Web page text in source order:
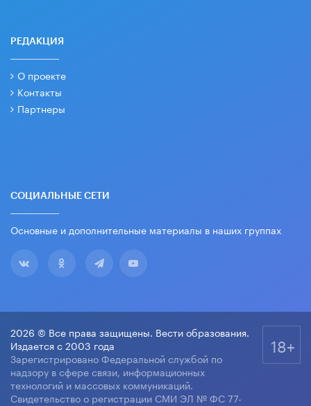
РЕДАКЦИЯ
О проекте
Контакты
Партнеры
СОЦИАЛЬНЫЕ СЕТИ
Основные и дополнительные материалы в наших группах
2026 © Все права защищены. Вести образования.
Издается с 2003 года
Зарегистрировано Федеральной службой по
надзору в сфере связи, информационных
технологий и массовых коммуникаций.
Свидетельство о регистрации СМИ ЭЛ № ФС 77-
18+